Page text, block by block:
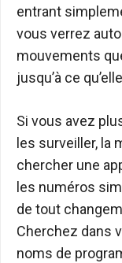
entrant
vous verrez
mouvements
jusqu’à ce
Si vous avez
les surveiller, la
chercher une
les numéros
de tout
Cherchez dans
noms de